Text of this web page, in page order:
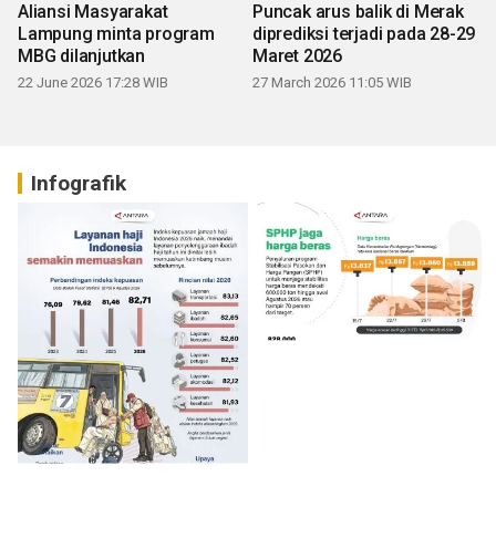
Aliansi Masyarakat
Lampung minta program
MBG dilanjutkan
22 June 2026 17:28 WIB
Puncak arus balik di Merak
diprediksi terjadi pada 28-29
Maret 2026
27 March 2026 11:05 WIB
Infografik